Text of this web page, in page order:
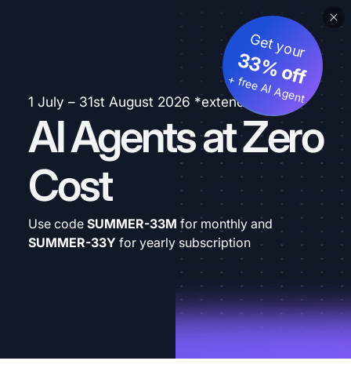
1 July – 31st August 2026 *extended
AI Agents at Zero
Cost
Get your
33% off
+ free AI Agent
Use code SUMMER-33M for monthly and
SUMMER-33Y for yearly subscription